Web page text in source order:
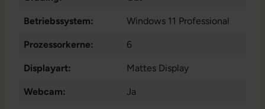
Betriebssystem: Windows 11 Professional
Prozessorkerne: 6
Displayart: Mattes Display
Webcam: Ja